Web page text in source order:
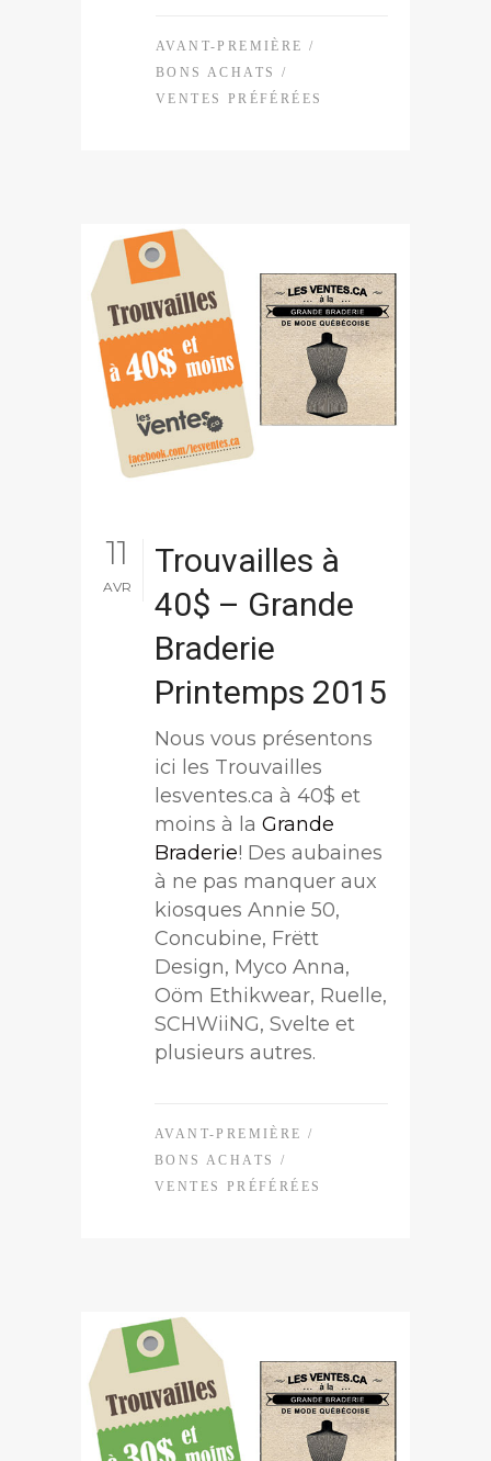
AVANT-PREMIÈRE /
BONS ACHATS
/
VENTES PRÉFÉRÉES
11
AVR
Trouvailles à
40$ – Grande
Braderie
Printemps 2015
Nous vous présentons
ici les Trouvailles
lesventes.ca à 40$ et
moins à la Grande
Braderie! Des aubaines
à ne pas manquer aux
kiosques Annie 50,
Concubine, Frëtt
Design, Myco Anna,
Oöm Ethikwear, Ruelle,
SCHWiiNG, Svelte et
plusieurs autres.
AVANT-PREMIÈRE /
BONS ACHATS
/
VENTES PRÉFÉRÉES